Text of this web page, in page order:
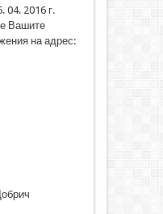
04. 2016 г.
Вашите
на адрес: